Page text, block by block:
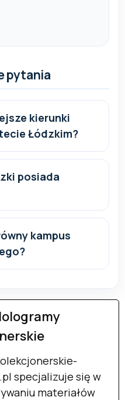
pytania
kierunki
Łódzkim?
posiada
kampus
specjalizuje się w
materiałów